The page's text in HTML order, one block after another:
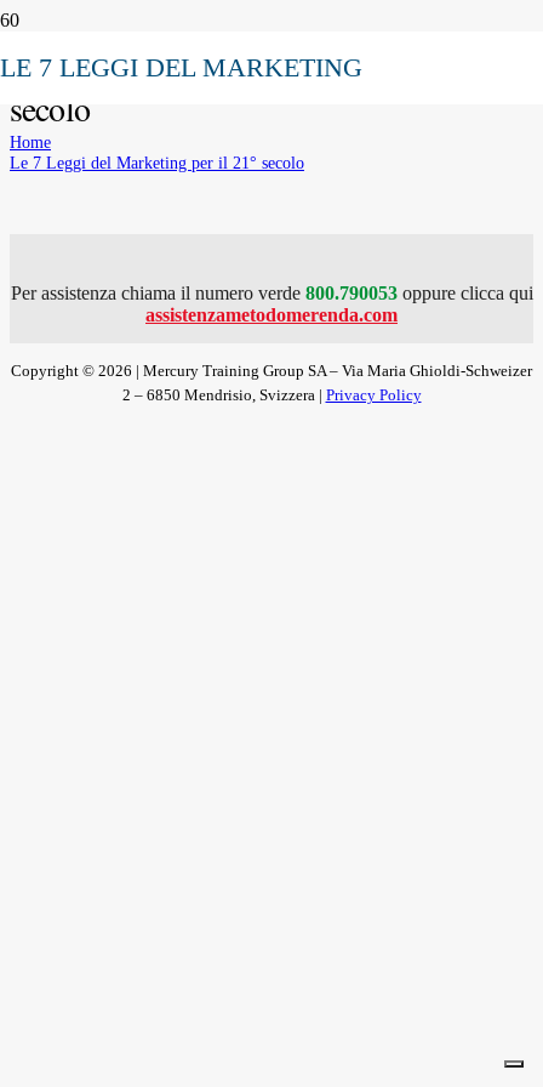
LE 7 LEGGI DEL MARKETING
Le 7 Leggi del Marketing per il 21°
secolo
Home
Le 7 Leggi del Marketing per il 21° secolo
Per assistenza chiama il numero verde 800.790053 oppure clicca qui
assistenzametodomerenda.com
Copyright © 2026 | Mercury Training Group SA – Via Maria Ghioldi-Schweizer
2 – 6850 Mendrisio, Svizzera | Privacy Policy